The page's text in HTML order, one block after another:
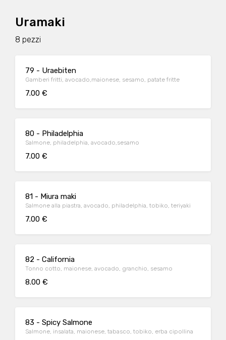
Uramaki
8 pezzi
79 - Uraebiten
Gamberi fritti, avocado,maionese, sesamo, patate fritte
7.00 €
80 - Philadelphia
Salmone, philadelphia, avocado,sesamo
7.00 €
81 - Miura maki
Salmone alla piastra, avocado, philadelphia, tobiko, teriyaki
7.00 €
82 - California
Tonno cotto, maionese, avocado, granchio, sesamo
8.00 €
83 - Spicy Salmone
Salmone, insalata, maionese, tabasco, tobiko, erba cipollina